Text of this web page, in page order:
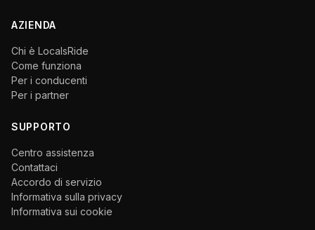
AZIENDA
Chi è LocalsRide
Come funziona
Per i conducenti
Per i partner
SUPPORTO
Centro assistenza
Contattaci
Accordo di servizio
Informativa sulla privacy
Informativa sui cookie